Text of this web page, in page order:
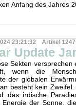
Anfang des Jahres
23:21:32 Artikel
Update
Sekten versprechen
wenn die
der globalen
besteht kein Zweifel.
das irdische
der Sonne,